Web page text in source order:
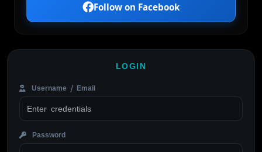
Follow on Facebook
LOGIN
Username / Email
Password